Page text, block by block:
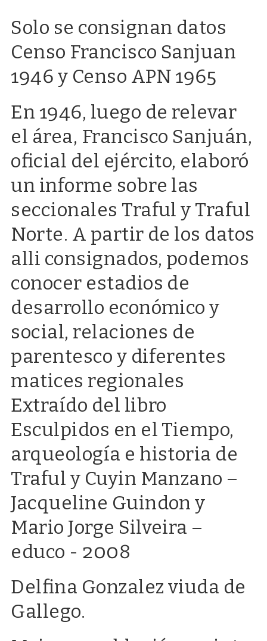
Solo se consignan datos
Censo Francisco Sanjuan
1946 y Censo APN 1965
En 1946, luego de relevar
el área, Francisco Sanjuán,
oficial del ejército, elaboró
un informe sobre las
seccionales Traful y Traful
Norte. A partir de los datos
alli consignados, podemos
conocer estadios de
desarrollo económico y
social, relaciones de
parentesco y diferentes
matices regionales
Extraído del libro
Esculpidos en el Tiempo,
arqueología e historia de
Traful y Cuyin Manzano –
Jacqueline Guindon y
Mario Jorge Silveira –
educo - 2008
Delfina Gonzalez viuda de
Gallego.